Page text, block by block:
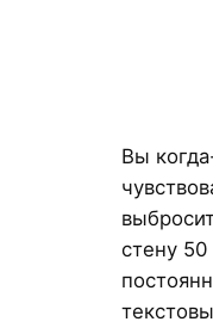
Вы
стену 50